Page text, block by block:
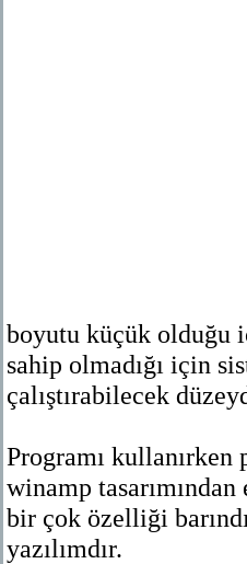
boyutu küçük olduğu
sahip olmadığı için
çalıştırabilecek
Programı kullanırken
winamp
bir çok özelliği
yazılımdır.